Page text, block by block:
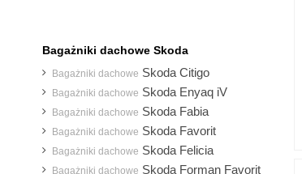
Bagażniki dachowe Skoda
Bagażniki dachowe Skoda Citigo
Bagażniki dachowe Skoda Enyaq iV
Bagażniki dachowe Skoda Fabia
Bagażniki dachowe Skoda Favorit
Bagażniki dachowe Skoda Felicia
Bagażniki dachowe Skoda Forman Favorit